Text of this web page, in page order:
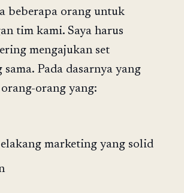
beberapa orang untuk
tim kami. Saya harus
mengajukan set
Pada dasarnya yang
orang yang:
marketing yang solid